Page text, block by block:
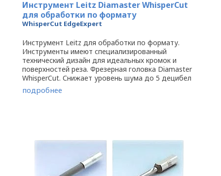
Инструмент Leitz Diamaster WhisperCut
для обработки по формату
WhisperCut EdgeExpert
Инструмент Leitz для обработки по формату.
Инструменты имеют специализированный
технический дизайн для идеальных кромок и
поверхностей реза. Фрезерная головка Diamaster
WhisperCut. Снижает уровень шума до 5 децибел
благодаря закрытой форме корпуса и ...
подробнее